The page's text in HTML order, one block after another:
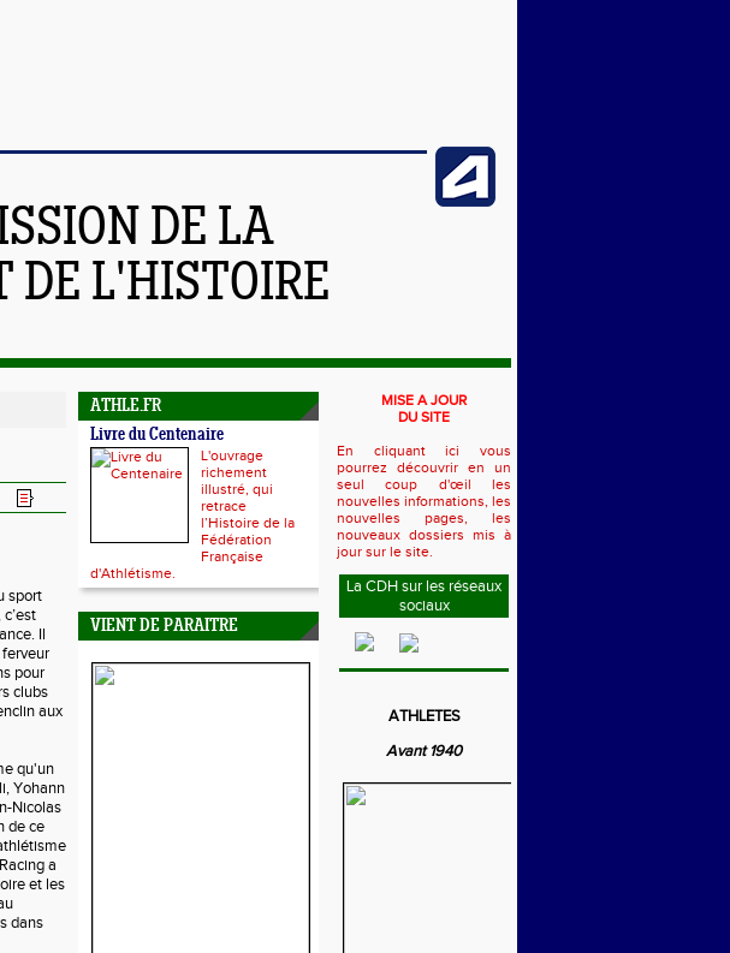
DE LA
DE L'HISTOIRE
sport
Il
pour
clubs
aux
qu'un
Yohann
Nicolas
de ce
a
et les
dans
ATHLE.FR
Livre du Centenaire
L'ouvrage
richement
illustré, qui
retrace
l’Histoire de la
Fédération
Française
d'Athlétisme.
VIENT DE PARAITRE
MISE A JOUR
DU SITE
En cliquant ici vous
pourrez découvrir en un
seul coup d'œil les
nouvelles informations, les
nouvelles pages, les
nouveaux dossiers mis à
jour sur le site.
La CDH sur les réseaux
sociaux
ATHLETES
Avant 1940